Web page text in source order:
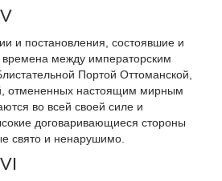
и постановления, состоявшие и
между императорским
Портой Оттоманской,
отмененных настоящим мирным
во всей своей силе и
договаривающиеся стороны
свято и ненарушимо.